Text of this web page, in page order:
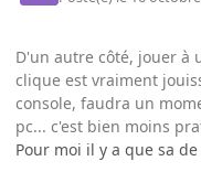
D'un autre côté, jouer à
clique est vraiment
console, faudra un
pc... c'est bien moins
Pour moi il y a que sa de